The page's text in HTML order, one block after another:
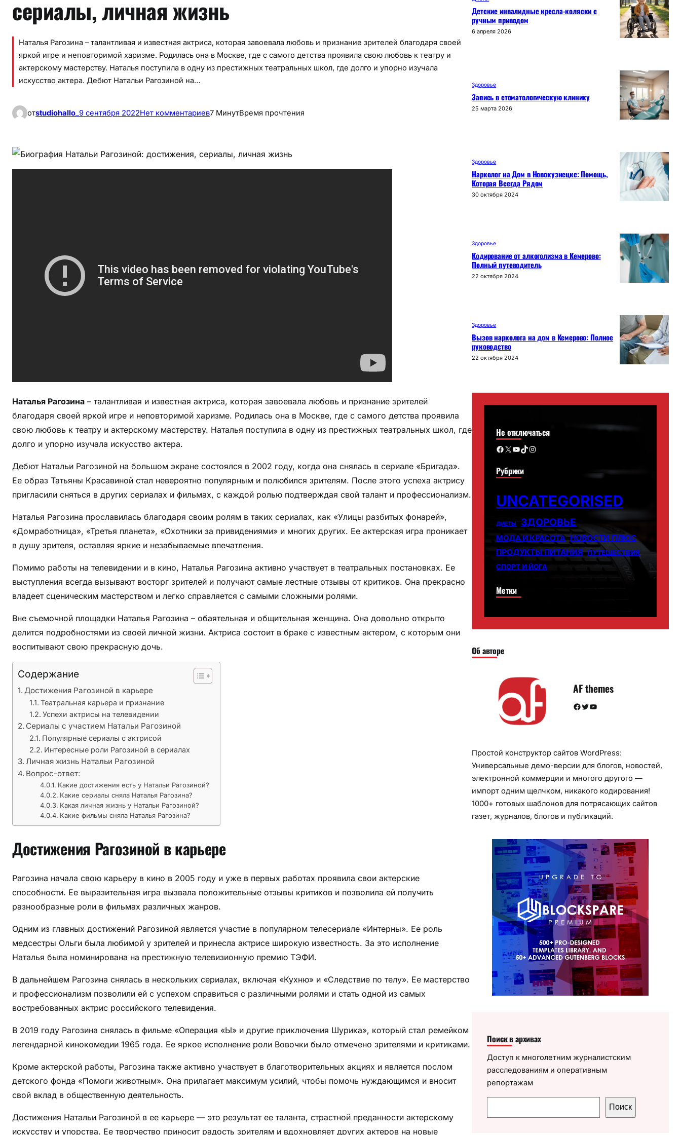
сериалы, личная жизнь
Наталья Рагозина – талантливая и известная актриса, которая завоевала любовь и признание зрителей благодаря своей
яркой игре и неповторимой харизме. Родилась она в Москве, где с самого детства проявила свою любовь к театру и
актерскому мастерству. Наталья поступила в одну из престижных театральных школ, где долго и упорно изучала
искусство актера. Дебют Натальи Рагозиной на…
отstudiohallo_ 9 сентября 2022Нет комментариевк
о
н
о
й
о
с
т
ж
е
н
я
,
с
р
и
ы
,
7 МинутВремя прочтения
Наталья Рагозина – талантливая и известная актриса, которая завоевала любовь и признание зрителей
благодаря своей яркой игре и неповторимой харизме. Родилась она в Москве, где с самого детства проявила
свою любовь к театру и актерскому мастерству. Наталья поступила в одну из престижных театральных школ, где
долго и упорно изучала искусство актера.
Дебют Натальи Рагозиной на большом экране состоялся в 2002 году, когда она снялась в сериале «Бригада».
Ее образ Татьяны Красавиной стал невероятно популярным и полюбился зрителям. После этого успеха актрису
пригласили сняться в других сериалах и фильмах, с каждой ролью подтверждая свой талант и профессионализм.
Наталья Рагозина прославилась благодаря своим ролям в таких сериалах, как «Улицы разбитых фонарей»,
«Домработница», «Третья планета», «Охотники за привидениями» и многих других. Ее актерская игра проникает
в душу зрителя, оставляя яркие и незабываемые впечатления.
Помимо работы на телевидении и в кино, Наталья Рагозина активно участвует в театральных постановках. Ее
выступления всегда вызывают восторг зрителей и получают самые лестные отзывы от критиков. Она прекрасно
владеет сценическим мастерством и легко справляется с самыми сложными ролями.
Вне съемочной площадки Наталья Рагозина – обаятельная и общительная женщина. Она довольно открыто
делится подробностями из своей личной жизни. Актриса состоит в браке с известным актером, с которым они
воспитывают свою прекрасную дочь.
Содержание
Достижения Рагозиной в карьере
Театральная карьера и признание
Успехи актрисы на телевидении
Сериалы с участием Натальи Рагозиной
Популярные сериалы с актрисой
Интересные роли Рагозиной в сериалах
Личная жизнь Натальи Рагозиной
Вопрос-ответ:
Какие достижения есть у Натальи Рагозиной?
Какие сериалы сняла Наталья Рагозина?
Какая личная жизнь у Натальи Рагозиной?
Какие фильмы сняла Наталья Рагозина?
Достижения Рагозиной в карьере
Рагозина начала свою карьеру в кино в 2005 году и уже в первых работах проявила свои актерские
способности. Ее выразительная игра вызвала положительные отзывы критиков и позволила ей получить
разнообразные роли в фильмах различных жанров.
Одним из главных достижений Рагозиной является участие в популярном телесериале «Интерны». Ее роль
медсестры Ольги была любимой у зрителей и принесла актрисе широкую известность. За это исполнение
Наталья была номинирована на престижную телевизионную премию ТЭФИ.
В дальнейшем Рагозина снялась в нескольких сериалах, включая «Кухню» и «Следствие по телу». Ее мастерство
и профессионализм позволили ей с успехом справиться с различными ролями и стать одной из самых
востребованных актрис российского телевидения.
В 2019 году Рагозина снялась в фильме «Операция «Ы» и другие приключения Шурика», который стал ремейком
легендарной кинокомедии 1965 года. Ее яркое исполнение роли Вовочки было отмечено зрителями и критиками.
Кроме актерской работы, Рагозина также активно участвует в благотворительных акциях и является послом
детского фонда «Помоги животным». Она прилагает максимум усилий, чтобы помочь нуждающимся и вносит
свой вклад в общественную деятельность.
Достижения Натальи Рагозиной в ее карьере — это результат ее таланта, страстной преданности актерскому
искусству и упорства. Ее творчество приносит радость зрителям и вдохновляет других актеров на новые
Детские инвалидные кресла-коляски с
ручным приводом
6 апреля 2026
Здоровье
Запись в стоматологическую клинику
25 марта 2026
Здоровье
Нарколог на Дом в Новокузнецке: Помощь,
Которая Всегда Рядом
30 октября 2024
Здоровье
Кодирование от алкоголизма в Кемерово:
Полный путеводитель
22 октября 2024
Здоровье
Вызов нарколога на дом в Кемерово: Полное
руководство
22 октября 2024
Не отключаться
Facebook X YouTube TikTok Instagram
Рубрики
UNCATEGORISED
ДИЕТЫ ЗДОРОВЬЕ
МОДА И КРАСОТА НОВОСТИ ПЛЮС
ПРОДУКТЫ ПИТАНИЯ ПУТЕШЕСТВИЯ
СПОРТ И ЙОГА
Метки
Об авторе
AF themes
Facebook Twitter YouTube
Простой конструктор сайтов WordPress:
Универсальные демо-версии для блогов, новостей,
электронной коммерции и многого другого —
импорт одним щелчком, никакого кодирования!
1000+ готовых шаблонов для потрясающих сайтов
газет, журналов, блогов и публикаций.
Поиск в архивах
Доступ к многолетним журналистским
расследованиям и оперативным
репортажам
о
Поиск